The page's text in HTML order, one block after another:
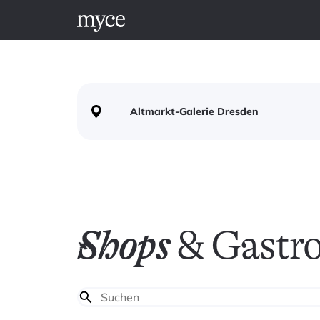
Altmarkt-Galerie Dresden
Shops&